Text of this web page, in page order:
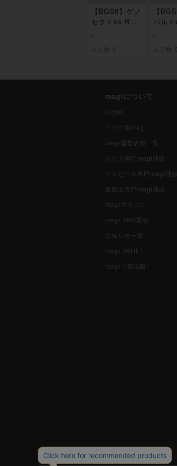
【BGS8】ゲノ
セクトex RR
-
出品数 0
【
パル
-
出品数 0
magiについて
HOME
アプリ版magi
magi運営店舗一覧
ポケカ専門magi通販
ワンピース専門magi通販
遊戯王専門magi通販
magiマガジン
magi SNS取引
お知らせ一覧
magi VAULT
magi（英語版）